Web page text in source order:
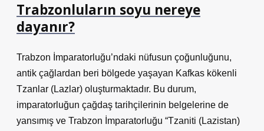
Trabzonluların soyu nereye
dayanır?
Trabzon İmparatorluğu’ndaki nüfusun çoğunluğunu,
antik çağlardan beri bölgede yaşayan Kafkas kökenli
Tzanlar (Lazlar) oluşturmaktadır. Bu durum,
imparatorluğun çağdaş tarihçilerinin belgelerine de
yansımış ve Trabzon İmparatorluğu “Tzaniti (Lazistan)